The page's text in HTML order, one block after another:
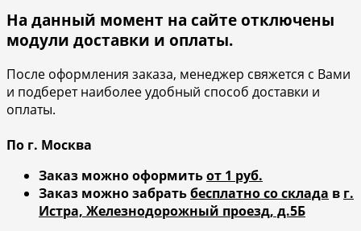
На данный момент на сайте отключены
модули доставки и оплаты.
После оформления заказа, менеджер свяжется с Вами
и подберет наиболее удобный способ доставки и
оплаты.
По г. Москва
Заказ можно оформитьот 1 руб.
Заказ можно забратьбесплатно со склада в г.
Истра, Железнодорожный проезд, д.5Б